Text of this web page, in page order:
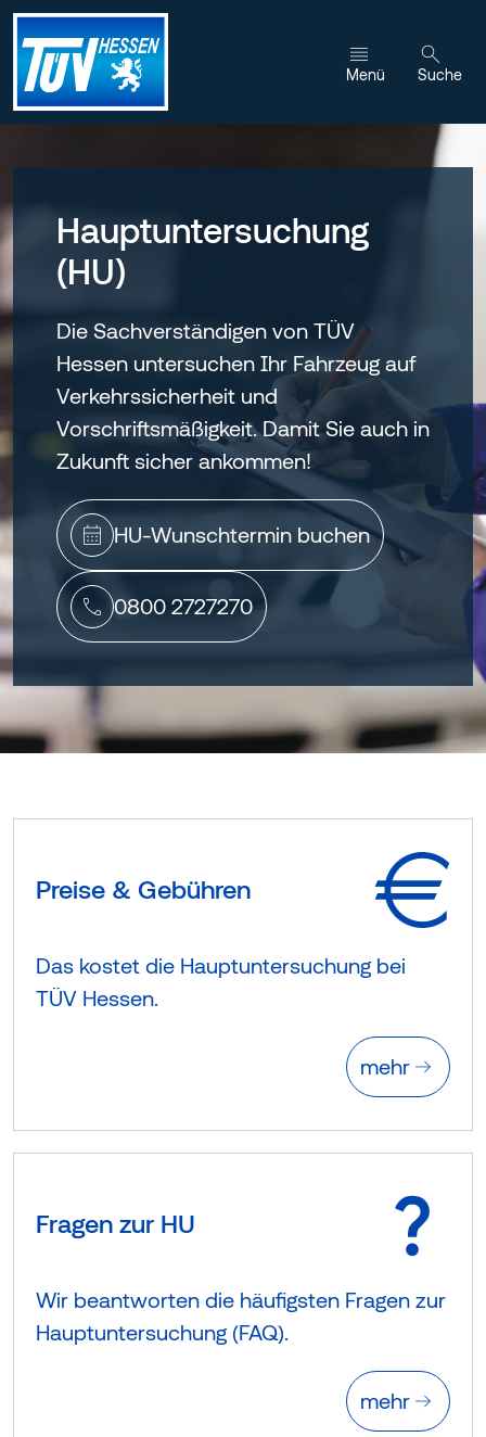
Zum Inhalt wechseln
Menü Suche
Hauptuntersuchung
(HU)
Die Sachverständigen von TÜV
Hessen untersuchen Ihr Fahrzeug auf
Verkehrssicherheit und
Vorschriftsmäßigkeit. Damit Sie auch in
Zukunft sicher ankommen!
HU-Wunschtermin buchen
0800 2727270
Preise & Gebühren
Das kostet die Hauptuntersuchung bei
TÜV Hessen.
mehr
Fragen zur HU
Wir beantworten die häufigsten Fragen zur
Hauptuntersuchung (FAQ).
mehr